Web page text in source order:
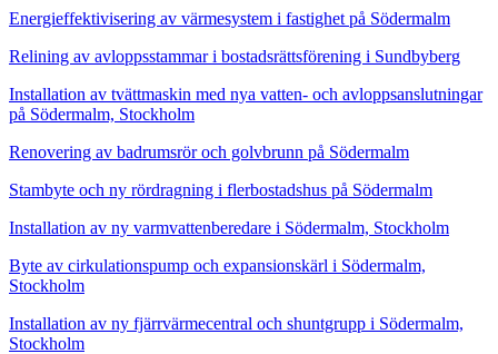
Energieffektivisering av värmesystem i fastighet på Södermalm
Relining av avloppsstammar i bostadsrättsförening i Sundbyberg
Installation av tvättmaskin med nya vatten- och avloppsanslutningar
på Södermalm, Stockholm
Renovering av badrumsrör och golvbrunn på Södermalm
Stambyte och ny rördragning i flerbostadshus på Södermalm
Installation av ny varmvattenberedare i Södermalm, Stockholm
Byte av cirkulationspump och expansionskärl i Södermalm,
Stockholm
Installation av ny fjärrvärmecentral och shuntgrupp i Södermalm,
Stockholm